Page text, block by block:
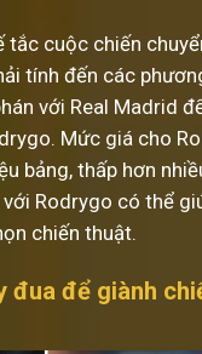
tắc cuộc chiến
tính đến các
với Real Madrid
Mức giá cho
bảng, thấp hơn
Rodrygo có thể
chiến thuật.
đua để giành